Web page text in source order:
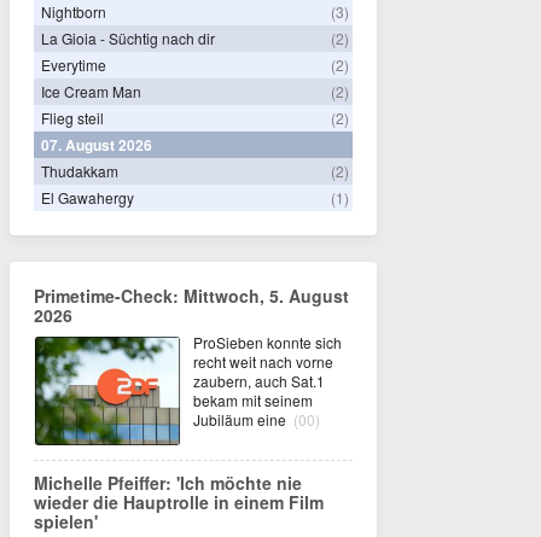
Nightborn
(3)
La Gioia - Süchtig nach dir
(2)
Everytime
(2)
Ice Cream Man
(2)
Flieg steil
(2)
07. August 2026
Thudakkam
(2)
El Gawahergy
(1)
Primetime-Check: Mittwoch, 5. August
2026
ProSieben konnte sich
recht weit nach vorne
zaubern, auch Sat.1
bekam mit seinem
Jubiläum eine (00)
Michelle Pfeiffer: 'Ich möchte nie
wieder die Hauptrolle in einem Film
spielen'